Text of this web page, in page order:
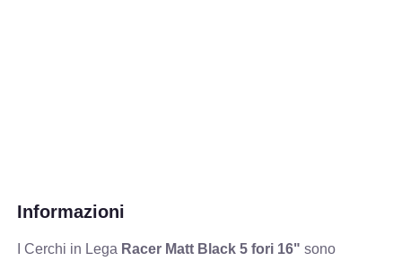
Informazioni
I Cerchi in Lega Racer Matt Black 5 fori 16" sono